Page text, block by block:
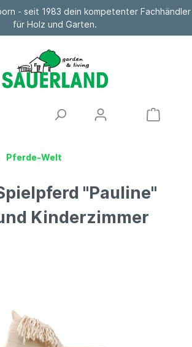
- seit 1983 dein kompetenter Fachhändler
für Holz und Garten.
Pferde-Welt
"Pauline"
Kinderzimmer